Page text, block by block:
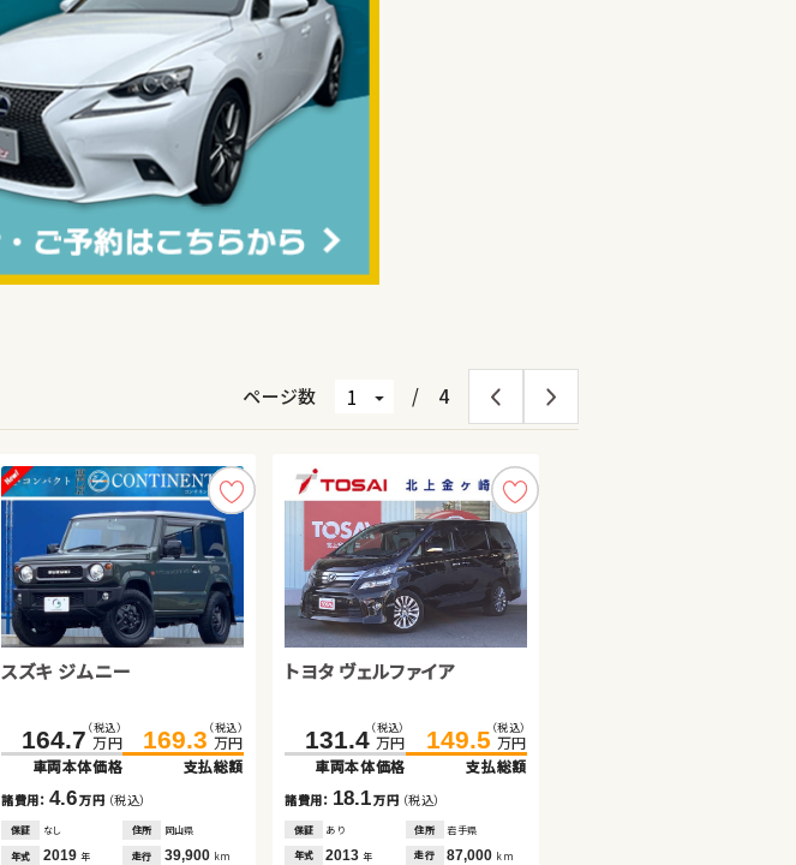
ページ数 / 4
スズキ ジムニー
164.7 （税込）
万円
車両本体価格
169.3 （税込）
万円
支払総額
諸費用： 4.6万円 （税込）
保証 なし 住所
岡山県
年式
2019 年 走行 39,900 km
トヨタ ヴェルファイア
131.4（税込）
万円
車両本体価格
149.5 （税込）
万円
支払総額
諸費用： 18.1万円 （税込）
保証 あり 住所
岩手県
年式
2013年 走行 87,000 km
スズキ アルト ＨＢ
73.0 （税込）
万円
車両本体価格
79.8 （税込）
万円
支払総額
諸費用： 6.8万円 （税込）
保証 あり 住所
岡山県
年式
2021 年 走行 21,400 km
トヨタ ノア ハイブリッド
168.0（税込）
万円
車両本体価格
181.0 （税込）
万円
支払総額
諸費用： 13.0万円 （税込）
保証 あり 住所
岐阜県
年式
2016年 走行 60,600 km
ダイハツ ムーヴ キャンバス
90.8 （税込）
万円
車両本体価格
99.8 （税込）
万円
支払総額
諸費用： 9.0万円 （税込）
保証 あり 住所
岩手県
年式
2017 年 走行 67,200 km
トヨタ プリウス
168.9（税込）
万円
車両本体価格
182.8 （税込）
万円
支払総額
諸費用： 13.9万円 （税込）
保証 あり 住所
埼玉県
年式
2016年 走行 33,500 km
ダイハツ タント
56.6 （税込）
万円
車両本体価格
65.9 （税込）
万円
支払総額
諸費用： 9.3万円 （税込）
保証 あり 住所
岩手県
年式
2013 年 走行 64,900 km